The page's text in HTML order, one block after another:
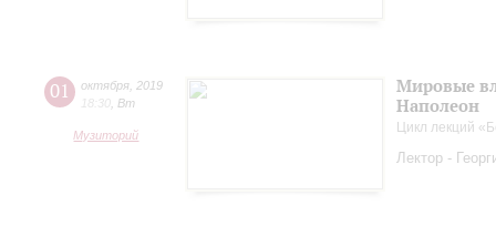
01 октября 2019
18:30 Вт
Музиторий
Мировые
Наполеон
Цикл лекций
Лектор -